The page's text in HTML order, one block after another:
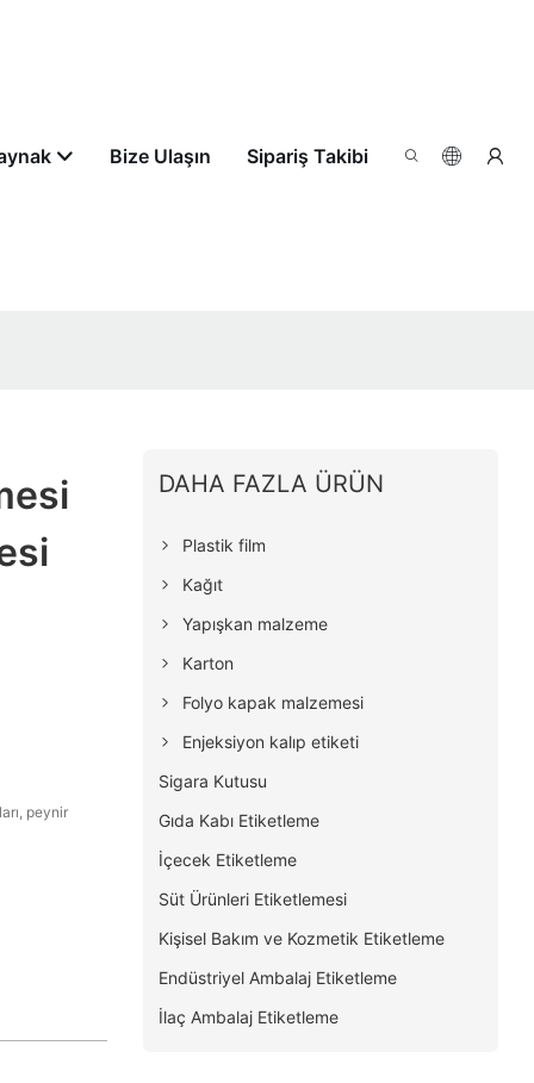
Bize Ulaşın Sipariş Takibi
peynir
DAHA FAZLA ÜRÜN
Plastik film
Kağıt
Yapışkan malzeme
Karton
Folyo kapak malzemesi
Enjeksiyon kalıp etiketi
Sigara Kutusu
Gıda Kabı Etiketleme
İçecek Etiketleme
Süt Ürünleri Etiketlemesi
Kişisel Bakım ve Kozmetik Etiketleme
Endüstriyel Ambalaj Etiketleme
İlaç Ambalaj Etiketleme